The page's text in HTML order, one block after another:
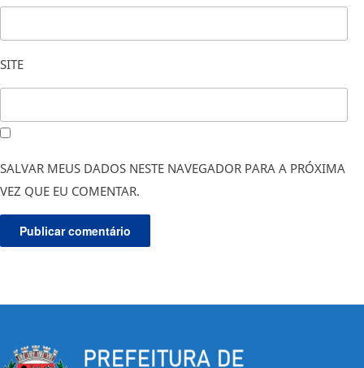
SITE
SALVAR MEUS DADOS NESTE NAVEGADOR PARA A PRÓXIMA
VEZ QUE EU COMENTAR.